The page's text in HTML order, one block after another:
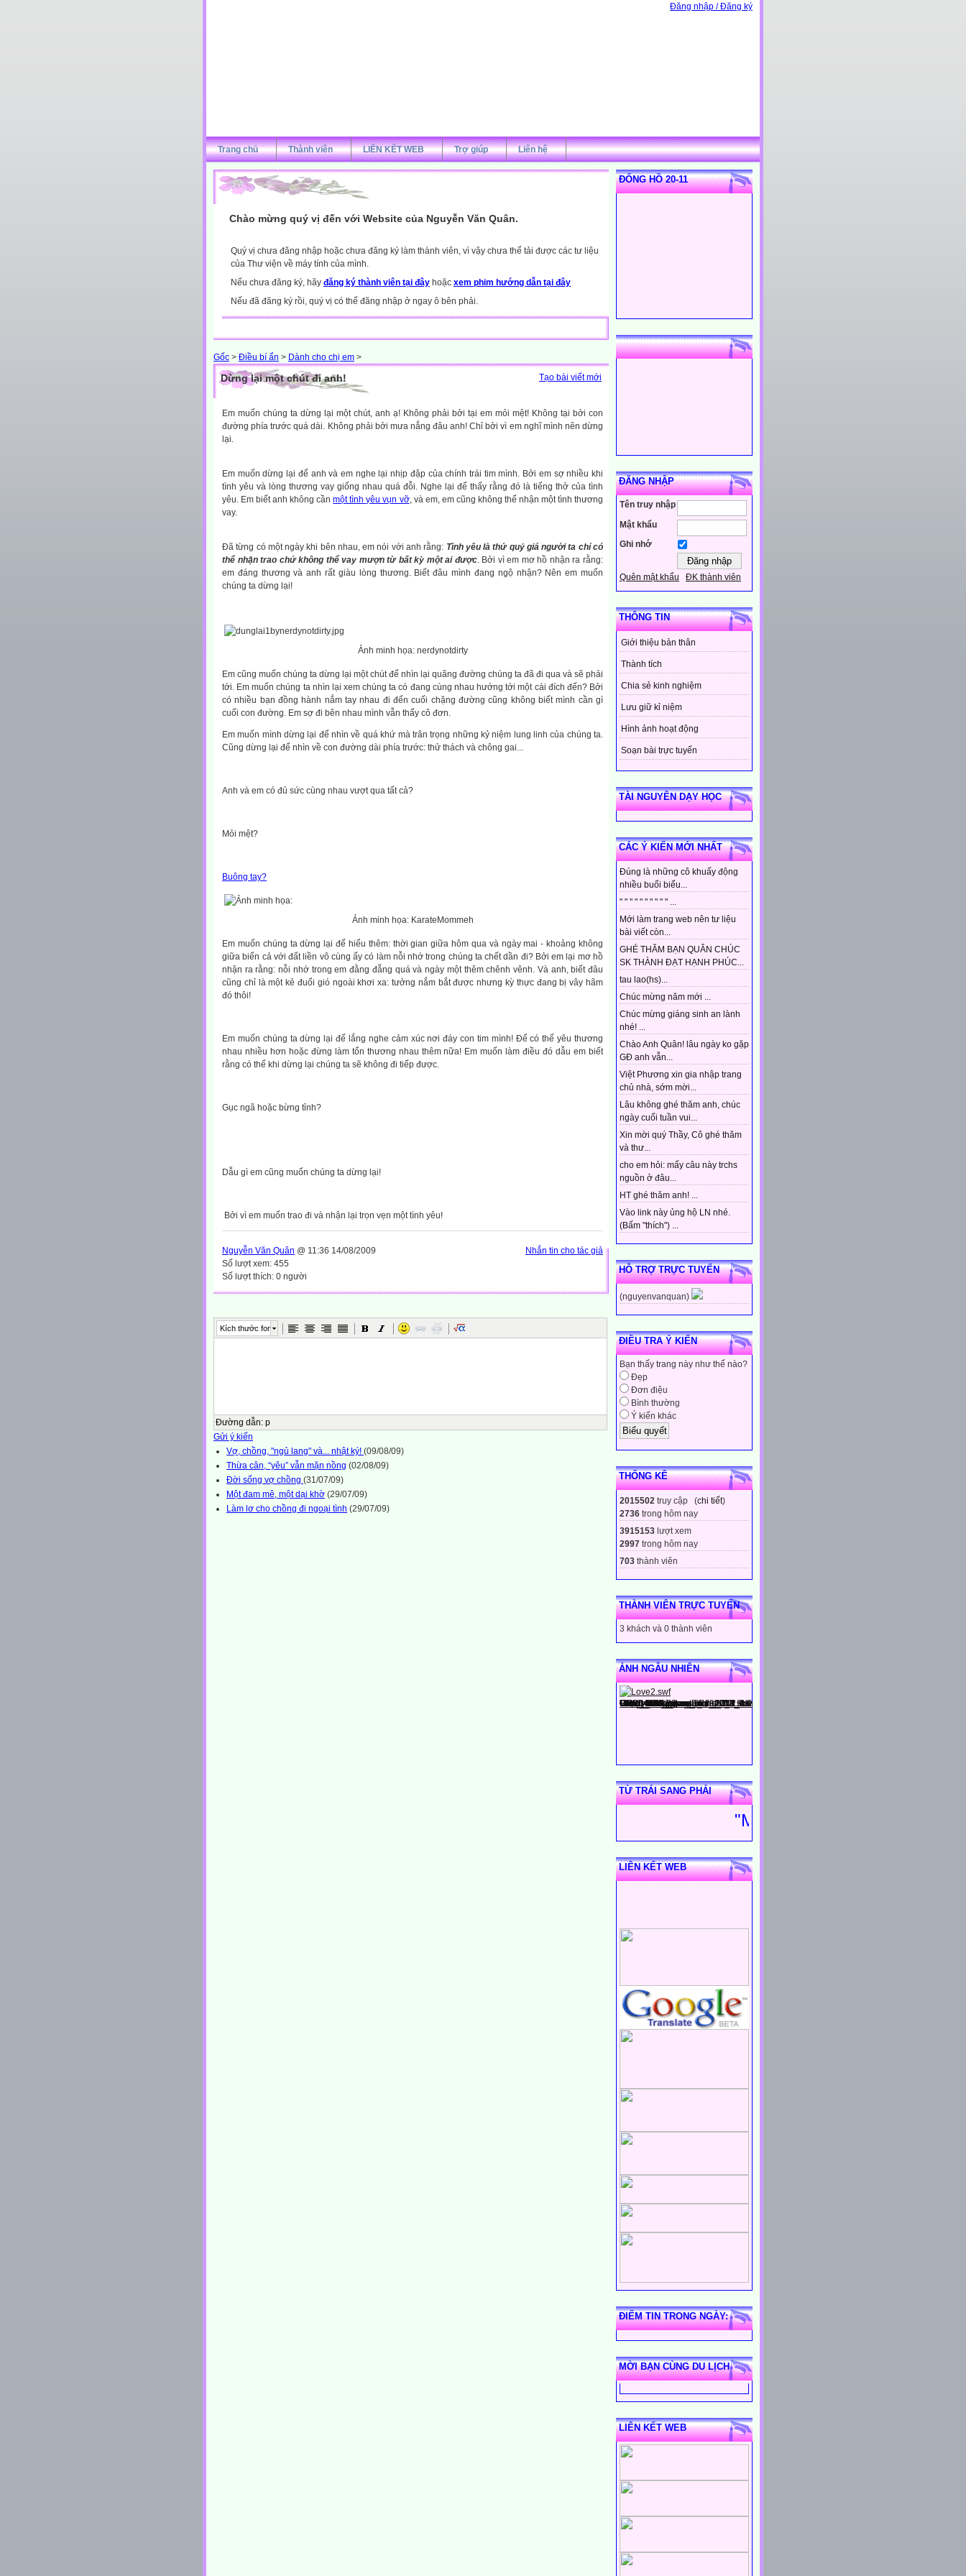
Đăng nhập / Đăng ký
Trang chủ Thành viên LIÊN KẾT WEB Trợ giúp Liên hệ
ĐỐNG HỒ 20-11
ĐĂNG NHẬP
Tên truy nhập
Mật khẩu
Ghi nhớ
Quên mật khẩu ĐK thành viên
THÔNG TIN
Giới thiệu bản thân
Thành tích
Chia sẻ kinh nghiệm
Lưu giữ kỉ niệm
Hình ảnh hoạt động
Soạn bài trực tuyến
TÀI NGUYÊN DẠY HỌC
CÁC Ý KIẾN MỚI NHẤT
Đúng là những cô khuấy động
nhiều buổi biểu...
" " " " " " " " " " ...
Mới làm trang web nên tư liệu
bài viết còn...
GHÉ THĂM BẠN QUÂN CHÚC
SK THÀNH ĐẠT HẠNH PHÚC...
tau lao(hs)...
Chúc mừng năm mới ...
Chúc mừng giáng sinh an lành
nhé! ...
Chào Anh Quân! lâu ngày ko gặp
GĐ anh vẫn...
Việt Phương xin gia nhập trang
chủ nhà, sớm mời...
Lâu không ghé thăm anh, chúc
ngày cuối tuần vui...
Xin mời quý Thầy, Cô ghé thăm
và thư...
cho em hỏi: mấy câu này trchs
nguồn ở đâu...
HT ghé thăm anh! ...
Vào link này ủng hộ LN nhé.
(Bấm "thích") ...
HỖ TRỢ TRỰC TUYẾN
(nguyenvanquan)
ĐIỀU TRA Ý KIẾN
Bạn thấy trang này như thế nào?
Đẹp
Đơn điệu
Bình thường
Ý kiến khác
THỐNG KÊ
2015502 truy cập (chi tiết)
2736 trong hôm nay
3915153 lượt xem
2997 trong hôm nay
703 thành viên
THÀNH VIÊN TRỰC TUYẾN
3 khách và 0 thành viên
ẢNH NGẪU NHIÊN
TỪ TRÁI SANG PHẢI
LIÊN KẾT WEB
ĐIỂM TIN TRONG NGÀY:
MỜI BẠN CÙNG DU LỊCH
LIÊN KẾT WEB
Chào mừng quý vị đến với Website của Nguyễn Văn Quân.
Quý vị chưa đăng nhập hoặc chưa đăng ký làm thành viên, vì vậy chưa thể tải được các tư liệu
của Thư viện về máy tính của mình.
Nếu chưa đăng ký, hãy đăng ký thành viên tại đây hoặc xem phim hướng dẫn tại đây
Nếu đã đăng ký rồi, quý vị có thể đăng nhập ở ngay ô bên phải.
Gốc > Điều bí ẩn > Dành cho chị em >
Tạo bài viết mới
Dừng lại một chút đi anh!
Em muốn chúng ta dừng lại một chút, anh ạ! Không phải bởi tại em mỏi mệt! Không tại bởi con
đường phía trước quá dài. Không phải bởi mưa nắng đâu anh! Chỉ bởi vì em nghĩ mình nên dừng
lại.
Em muốn dừng lại để anh và em nghe lại nhịp đập của chính trái tim mình. Bởi em sợ nhiều khi
tình yêu và lòng thương vay giống nhau quá đỗi. Nghe lại để thấy rằng đó là tiếng thở của tình
yêu. Em biết anh không cầnmột tình yêu vụn vỡ, và em, em cũng không thể nhận một tình thương
vay.
Đã từng có một ngày khi bên nhau, em nói với anh rằng: Tình yêu là thứ quý giá người ta chỉ có
thể nhận trao chứ không thể vay mượn từ bất kỳ một ai được. Bởi vì em mơ hồ nhận ra rằng:
em đáng thương và anh rất giàu lòng thương. Biết đâu mình đang ngộ nhận? Nên em muốn
chúng ta dừng lại!
Ảnh minh họa: nerdynotdirty
Em cũng muốn chúng ta dừng lại một chút để nhìn lại quãng đường chúng ta đã đi qua và sẽ phải
tới. Em muốn chúng ta nhìn lại xem chúng ta có đang cùng nhau hướng tới một cái đích đến? Bởi
có nhiều bạn đồng hành nắm tay nhau đi đến cuối chặng đường cũng không biết mình cần gì
cuối con đường. Em sợ đi bên nhau mình vẫn thấy cô đơn.
Em muốn mình dừng lại để nhìn về quá khứ mà trân trọng những kỷ niệm lung linh của chúng ta.
Cũng dừng lại để nhìn về con đường dài phía trước: thử thách và chông gai...
Anh và em có đủ sức cùng nhau vượt qua tất cả?
Mỏi mệt?
Buông tay?
Ảnh minh họa: KarateMommeh
Em muốn chúng ta dừng lại để hiểu thêm: thời gian giữa hôm qua và ngày mai - khoảng không
giữa biển cả với đất liền vô cùng ấy có làm nỗi nhớ trong chúng ta chết dần đi? Bởi em lại mơ hồ
nhận ra rằng: nỗi nhớ trong em đằng đẵng quá và ngày một thêm chênh vênh. Và anh, biết đâu
cũng chỉ là một kẻ đuổi gió ngoài khơi xa: tưởng nắm bắt được nhưng kỳ thực đang bị vây hãm
đó thôi!
Em muốn chúng ta dừng lại để lắng nghe cảm xúc nơi đáy con tim mình! Để có thể yêu thương
nhau nhiều hơn hoặc đừng làm tổn thương nhau thêm nữa! Em muốn làm điều đó dẫu em biết
rằng có thể khi dừng lại chúng ta sẽ không đi tiếp được.
Gục ngã hoặc bừng tỉnh?
Dẫu gì em cũng muốn chúng ta dừng lại!
Bởi vì em muốn trao đi và nhận lại trọn vẹn một tình yêu!
Nhắn tin cho tác giả
Nguyễn Văn Quân @ 11:36 14/08/2009
Số lượt xem: 455
Số lượt thích: 0 người
Kích thước font
Đường dẫn: p
Gửi ý kiến
Vợ, chồng, "ngủ lang" và... nhật ký! (09/08/09)
Thừa cân, “yêu” vẫn mặn nồng (02/08/09)
Đời sống vợ chồng (31/07/09)
Một đam mê, một dại khờ (29/07/09)
Làm lơ cho chồng đi ngoại tình (29/07/09)